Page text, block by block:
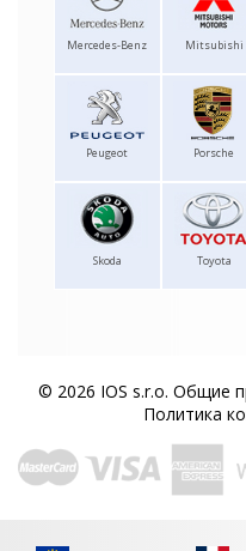
Mercedes-Benz Mitsubishi
Peugeot Porsche
Skoda Toyota
© 2026 IOS s.r.o. Общие
Политика